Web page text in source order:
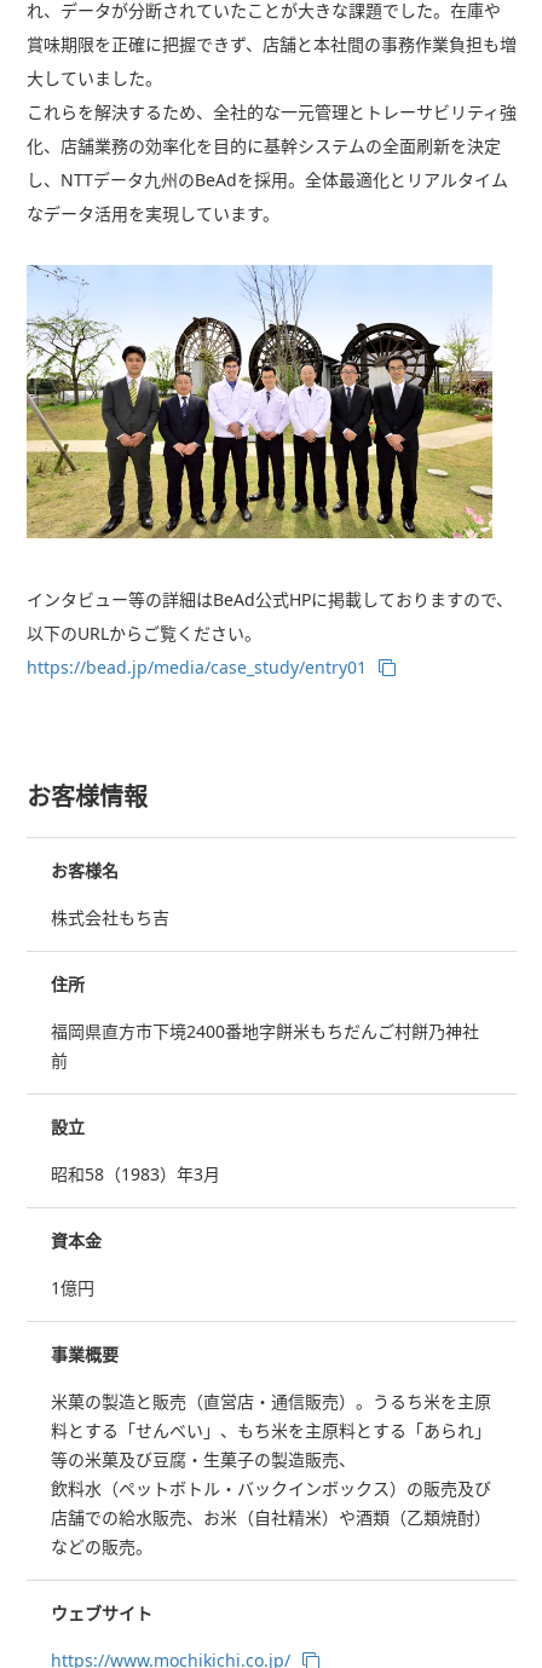
れ、データが分断されていたことが大きな課題でした。在庫や
賞味期限を正確に把握できず、店舗と本社間の事務作業負担も増
大していました。
これらを解決するため、全社的な一元管理とトレーサビリティ強
化、店舗業務の効率化を目的に基幹システムの全面刷新を決定
し、 NTTデータ九州のBeAdを採用。全体最適化とリアルタイム
なデータ活用を実現しています。
インタビュー等の詳細はBeAd公式HPに掲載しておりますので、
以下のURLからご覧ください。
https://bead.jp/media/case_study/entry01
お客様情報
お客様名
株式会社もち吉
住所
福岡県直方市下境2400番地字餅米もちだんご村餅乃神社
前
設立
昭和58（1983）年3月
資本金
1億円
事業概要
米菓の製造と販売（直営店・通信販売）。うるち米を主原
料とする「せんべい」、もち米を主原料とする「あられ」
等の米菓及び豆腐・生菓子の製造販売、
飲料水（ペットボトル・バックインボックス）の販売及び
店舗での給水販売、お米（自社精米）や酒類（乙類焼酎）
などの販売。
ウェブサイト
https://www.mochikichi.co.jp/